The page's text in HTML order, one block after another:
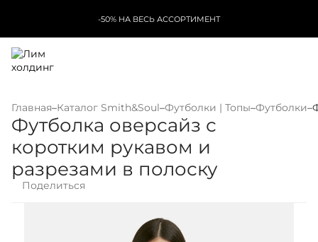
-50% НА ВЕСЬ АССОРТИМЕНТ
Главная–Каталог Smith&Soul–Футболки | Топы–Футболки–
Футболка оверсайз с
коротким рукавом и
разрезами в полоску
Поделиться